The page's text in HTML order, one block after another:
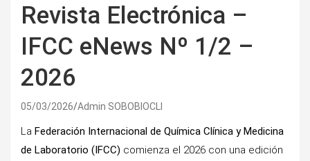
Revista Electrónica –
IFCC eNews Nº 1/2 –
2026
05/03/2026 Admin SOBOBIOCLI
La Federación Internacional de Química Clínica y Medicina
de Laboratorio (IFCC) comienza el 2026 con una edición